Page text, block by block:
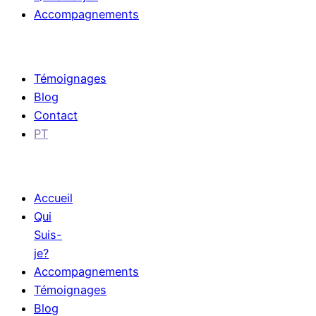
Accompagnements
Témoignages
Blog
Contact
PT
Accueil
Qui
Suis-
je?
Accompagnements
Témoignages
Blog